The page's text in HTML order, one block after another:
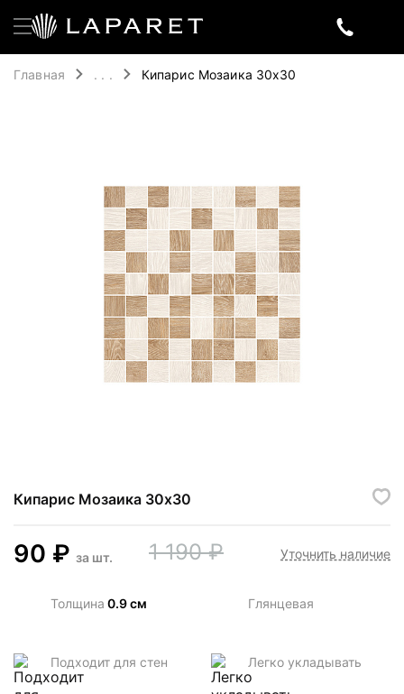
Главная . . . Кипарис Мозаика 30х30
Кипарис Мозаика 30х30
90 ₽ за шт. 1 190 ₽ Уточнить наличие
Толщина 0.9 см Глянцевая
Подходит для стен Легко укладывать